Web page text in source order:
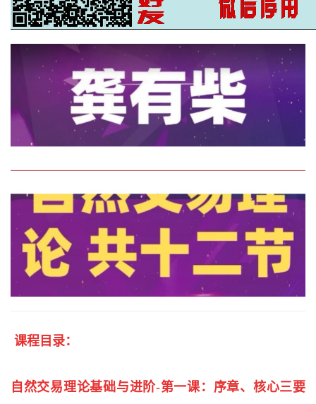
课程目录：
自然交易理论基础与进阶-第一课：序章、核心三要